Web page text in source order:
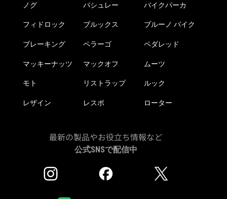
ノグ パシュレー バイクパーカ
フィドロック ブルックス ブルーノ バイク
ブレーキング ペラーゴ ペダレッド
マッキーナッツ マックオフ ムーツ
モト リストラップ ルック
レザイン レスポ ローター
最新の製品やお役立ち情報など
公式SNSで配信中